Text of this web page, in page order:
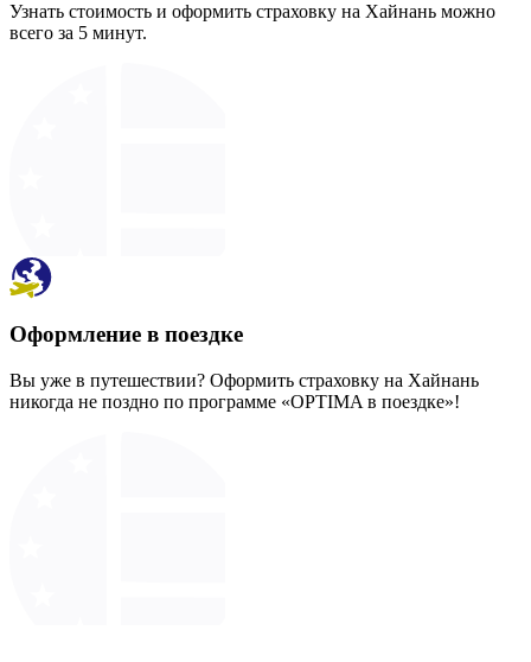
Узнать стоимость и оформить страховку на Хайнань можно
всего за 5 минут.
Оформление в поездке
Вы уже в путешествии? Оформить страховку на Хайнань
никогда не поздно по программе «OPTIMA в поездке»!